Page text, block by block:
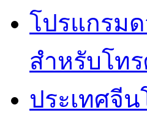
โปรแกรมด
สำหรับโท
ประเทศจีน